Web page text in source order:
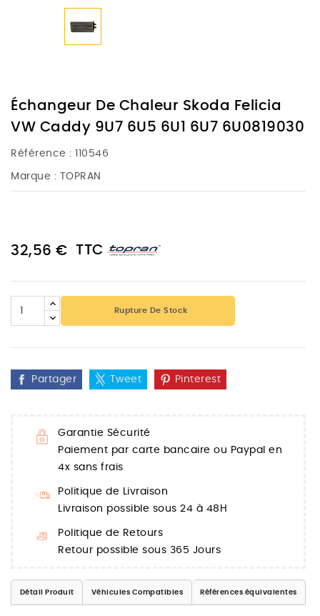
Échangeur De Chaleur Skoda Felicia
VW Caddy 9U7 6U5 6U1 6U7 6U0819030
Référence : 110546
Marque : TOPRAN
32,56 € TTC
Rupture De Stock
Partager Tweet Pinterest
Garantie Sécurité
Paiement par carte bancaire ou Paypal en
4x sans frais
Politique de Livraison
Livraison possible sous 24 à 48H
Politique de Retours
Retour possible sous 365 Jours
Détail Produit Véhicules Compatibles Références équivalentes